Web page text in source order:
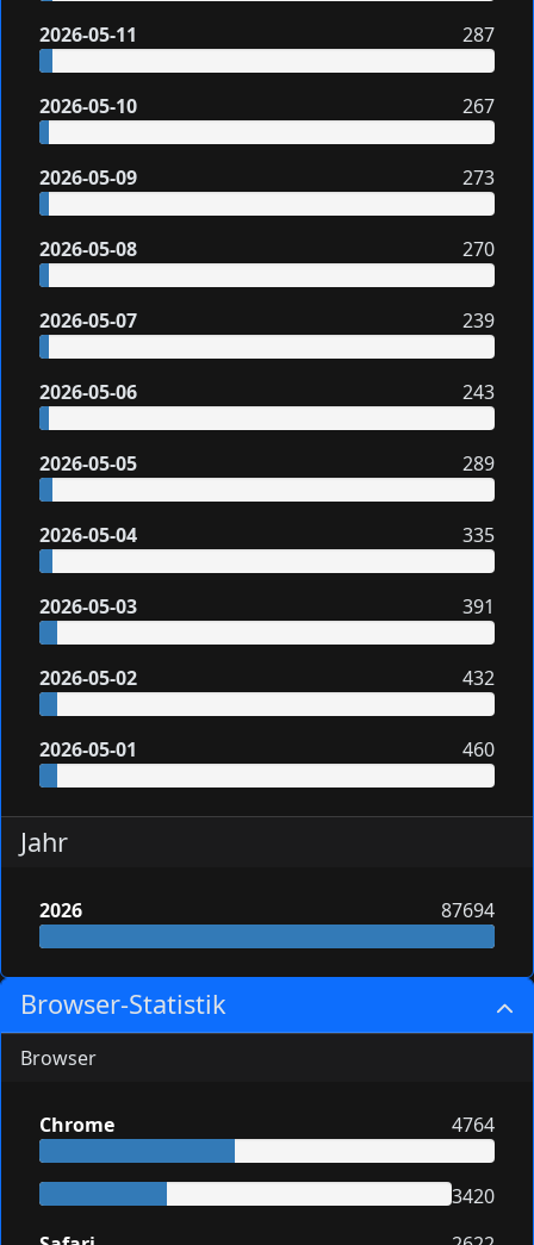
2026-05-11 287
2026-05-10 267
2026-05-09 273
2026-05-08 270
2026-05-07 239
2026-05-06 243
2026-05-05 289
2026-05-04 335
2026-05-03 391
2026-05-02 432
2026-05-01 460
Jahr
2026 87694
Browser-Statistik
Browser
Chrome 4764
3420